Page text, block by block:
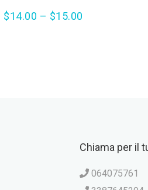
$14.00 – $15.00
4.33
su 5
Chiama per il
064075761